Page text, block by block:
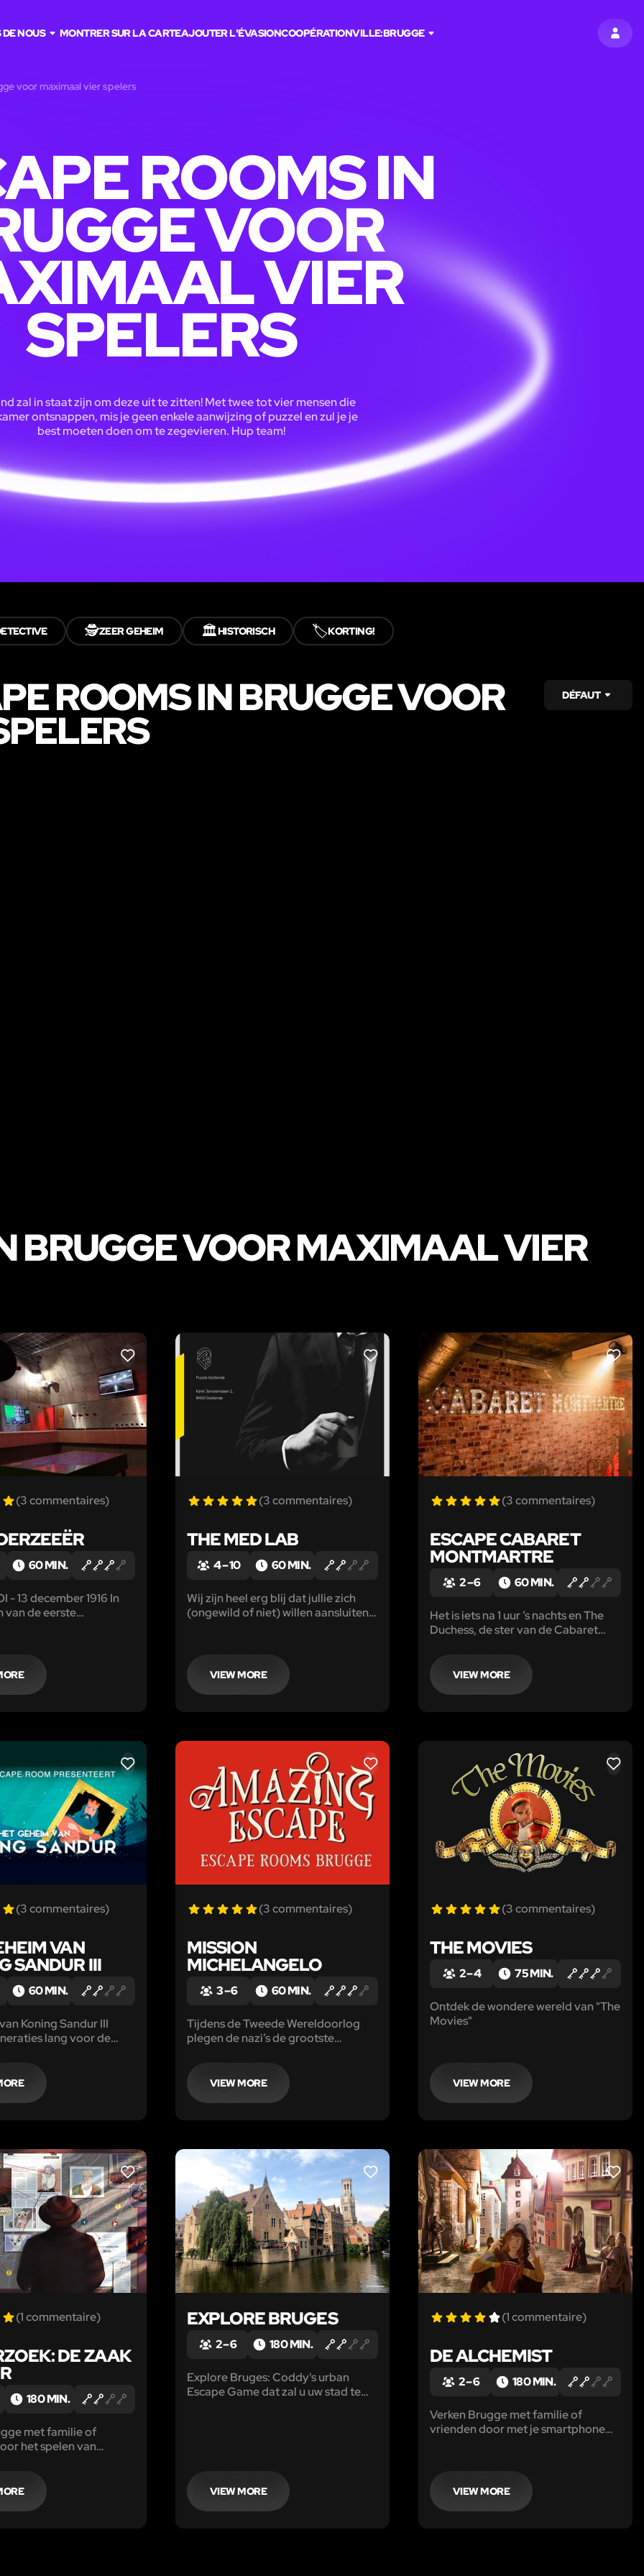
NOUS MONTRER SUR LA CARTEAJOUTER L'ÉVASIONCOOPÉRATIONVILLE:BRUGGE
voor maximaal vier spelers
ROOMS IN
VOOR
VIER
SPELERS
zal in staat zijn om deze uit te zitten! Met twee tot vier mensen die
ontsnappen, mis je geen enkele aanwijzing of puzzel en zul je je
best moeten doen om te zegevieren. Hup team!
🕵️ZEER GEHEIM 🏛️HISTORISCH 🏷️KORTING!
ROOMS IN BRUGGE VOOR DÉFAUT
BRUGGE VOOR MAXIMAAL VIER
LIKE
(3 commentaires)
60 MIN.
- 13 december 1916 In
van de eerste
LIKE
(3 commentaires)
THE MED LAB
4 – 10 60 MIN.
Wij zijn heel erg blij dat jullie zich
(ongewild of niet) willen aansluiten
VIEW MORE
LIKE
(3 commentaires)
ESCAPE CABARET
MONTMARTRE
2 – 6 60 MIN.
Het is iets na 1 uur ’s nachts en The
Duchess, de ster van de Cabaret
eerste onderzoek was het gissen
naar de reden, maar al snel bleek
haar peperdure parelhalssnoer
VIEW MORE
LIKE
(3 commentaires)
VAN
SANDUR III
60 MIN.
Koning Sandur III
lang voor de
Gezien zijn ouderdom
III zijn dagtaak
goed uitvoeren.
LIKE
(3 commentaires)
MISSION
MICHELANGELO
3 – 6 60 MIN.
Tijdens de Tweede Wereldoorlog
plegen de nazi’s de grootste
stelen duizenden belangrijke
kunstwerken, gemaakt door de
grootste meesters in Europa.
VIEW MORE
LIKE
(3 commentaires)
THE MOVIES
2 – 4 75 MIN.
Ontdek de wondere wereld van "The
Movies"
VIEW MORE
LIKE
(1 commentaire)
DE ZAAK
180 MIN.
met familie of
het spelen van
uw smartphone.
LIKE
EXPLORE BRUGES
2 – 6 180 MIN.
Explore Bruges: Coddy's urban
Escape Game dat zal u uw stad te
VIEW MORE
LIKE
(1 commentaire)
DE ALCHEMIST
2 – 6 180 MIN.
Verken Brugge met familie of
vrienden door met je smartphone
VIEW MORE